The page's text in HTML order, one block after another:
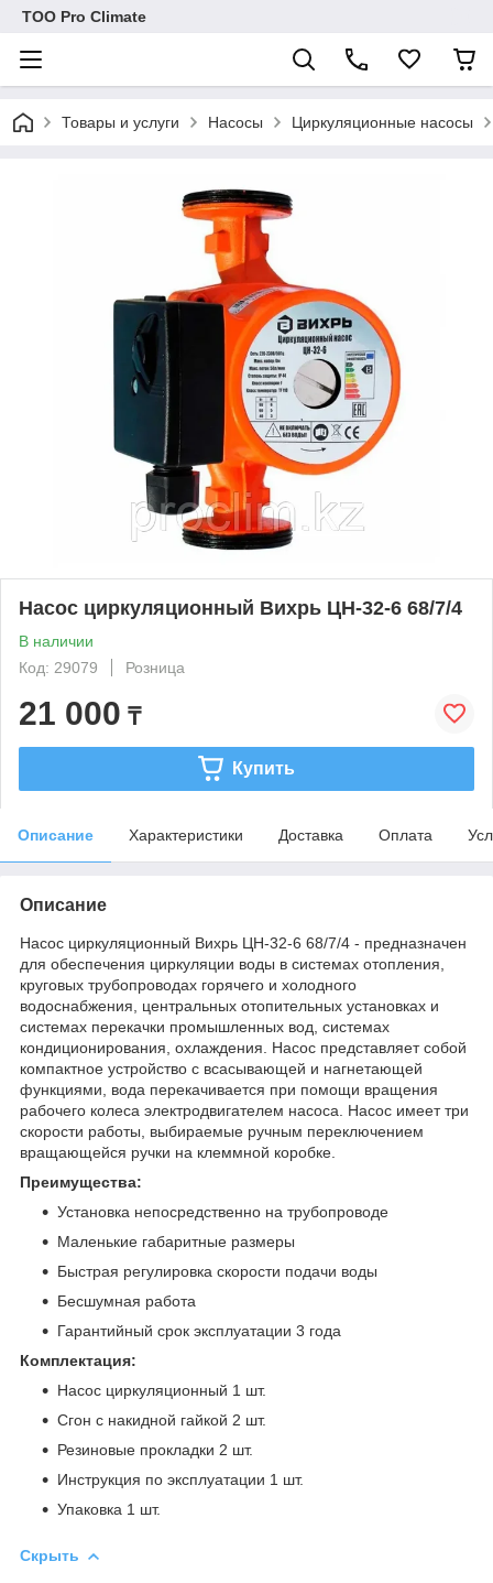
ТОО Pro Climate
Товары и услуги Насосы Циркуляционные насосы
Насос циркуляционный Вихрь ЦН-32-6 68/7/4
В наличии
Код: 29079
Розница
21 000 ₸
Купить
Описание Характеристики Доставка Оплата
Описание
Насос циркуляционный Вихрь ЦН-32-6 68/7/4 - предназначен
для обеспечения циркуляции воды в системах отопления,
круговых трубопроводах горячего и холодного
водоснабжения, центральных отопительных установках и
системах перекачки промышленных вод, системах
кондиционирования, охлаждения. Насос представляет собой
компактное устройство с всасывающей и нагнетающей
функциями, вода перекачивается при помощи вращения
рабочего колеса электродвигателем насоса. Насос имеет три
скорости работы, выбираемые ручным переключением
вращающейся ручки на клеммной коробке.
Преимущества:
Установка непосредственно на трубопроводе
Маленькие габаритные размеры
Быстрая регулировка скорости подачи воды
Бесшумная работа
Гарантийный срок эксплуатации 3 года
Комплектация:
Насос циркуляционный 1 шт.
Сгон с накидной гайкой 2 шт.
Резиновые прокладки 2 шт.
Инструкция по эксплуатации 1 шт.
Упаковка 1 шт.
Скрыть